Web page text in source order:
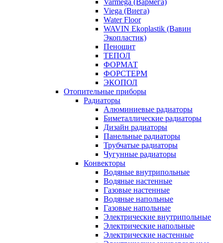
Varmega (Вармега)
Viega (Виега)
Water Floor
WAVIN Ekoplastik (Вавин
Экопластик)
Пенощит
ТЕПОЛ
ФОРМАТ
ФОРСТЕРМ
ЭКОПОЛ
Отопительные приборы
Радиаторы
Алюминиевые радиаторы
Биметаллические радиаторы
Дизайн радиаторы
Панельные радиаторы
Трубчатые радиаторы
Чугунные радиаторы
Конвекторы
Водяные внутрипольные
Водяные настенные
Газовые настенные
Водяные напольные
Газовые напольные
Электрические внутрипольные
Электрические напольные
Электрические настенные